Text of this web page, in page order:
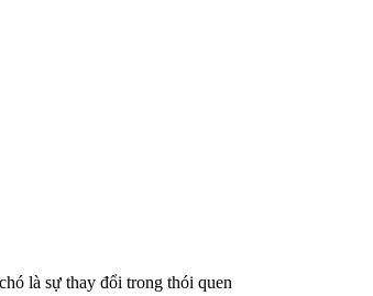
là sự thay đổi trong thói quen